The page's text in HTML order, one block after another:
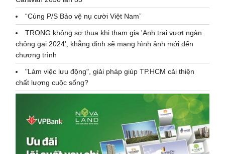
“Cùng P/S Bảo vệ nụ cười Việt Nam”
TRONG không sợ thua khi tham gia 'Anh trai vượt ngàn
chông gai 2024', khẳng định sẽ mang hình ảnh mới đến
chương trình
"Làm việc lưu động", giải pháp giúp TP.HCM cải thiện
chất lượng cuộc sống?